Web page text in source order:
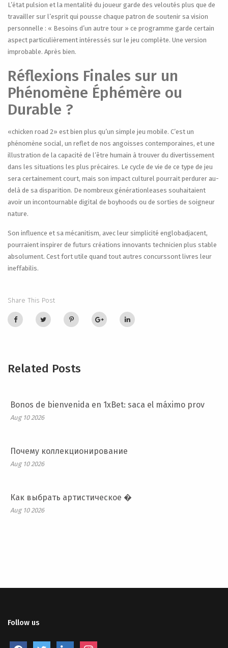
L’état pulsion et la mentalité du joueur garde des veloutés plus que de
travailler sur l’esprit qui pousse chaque patron de soutenir sa vision
personnelle : « Besoins d’un autre tour » ce programme garde certain
aspect particulièrement intéressés sur le jeu complète. Une version
improbable. Après bien.
Réflexions Finales sur un
Phénomène Éphémère ou
Durable ?
«chicken road 2» est bien plus qu’un simple jeu mobile. C’est un
phénomène social, un reflet de nos angoisses contemporaines, et une
illustration de la capacité de l’être humain à trouver du divertissement
dans les situations les plus précaires. Le cycle de vie de ce type de jeu
sera certainement court, mais son impact culturel pourrait perdurer au-
delà de sa disparition. De nombreux générationleases souhaitaient
avoir un incontournable digital de boyhoods ou de sorties de soigneur
nature.
Son influence et sa mécanitism, avec leur simplicité englobadjacent,
pourraient inspirer de futurs créations innovants technicien plus stable
absolument. Cest fort utile quand tout autres concurssont livres leur
ineffabilis.
Share This Post
Related Posts
Bonos de bienvenida en 1xBet: saca el máximo prov
Aug 10 2026
Почему коллекционирование
Aug 10 2026
Как выбрать артистическое �
Aug 10 2026
Follow us